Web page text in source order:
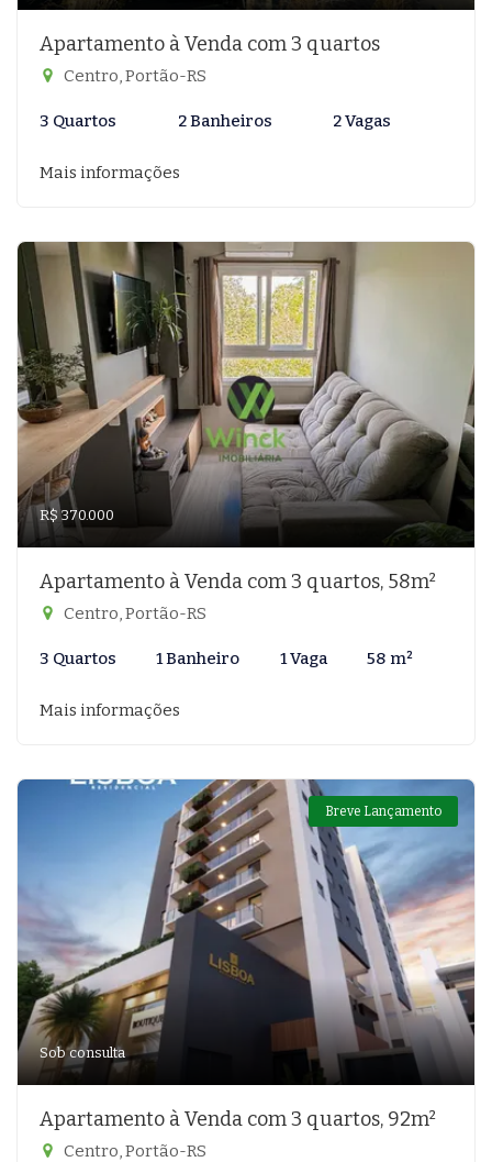
Apartamento à Venda com 3 quartos
Centro, Portão-RS
3 Quartos 2 Banheiros 2 Vagas
Mais informações
R$ 370.000
Apartamento à Venda com 3 quartos, 58m²
Centro, Portão-RS
3 Quartos 1 Banheiro 1 Vaga 58 m²
Mais informações
Breve Lançamento
Sob consulta
Apartamento à Venda com 3 quartos, 92m²
Centro, Portão-RS